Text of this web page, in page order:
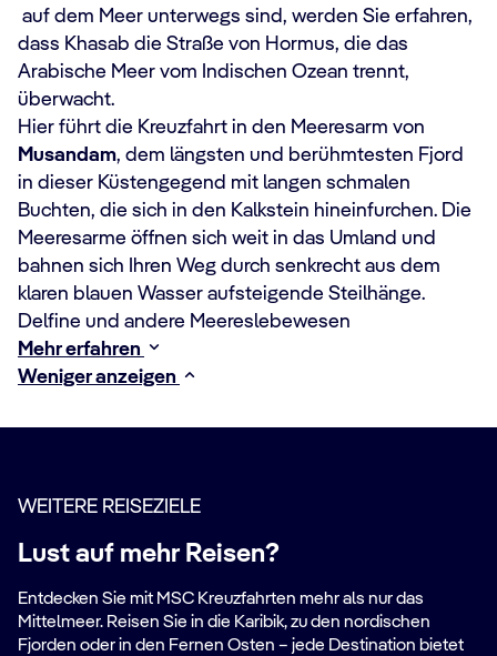
auf dem Meer unterwegs sind, werden Sie erfahren,
dass Khasab die Straße von Hormus, die das
Arabische Meer vom Indischen Ozean trennt,
überwacht.
Hier führt die Kreuzfahrt in den Meeresarm von
Musandam, dem längsten und berühmtesten Fjord
in dieser Küstengegend mit langen schmalen
Buchten, die sich in den Kalkstein hineinfurchen. Die
Meeresarme öffnen sich weit in das Umland und
bahnen sich Ihren Weg durch senkrecht aus dem
klaren blauen Wasser aufsteigende Steilhänge.
Delfine und andere Meereslebewesen
Mehr erfahren
Weniger anzeigen
WEITERE REISEZIELE
Lust auf mehr Reisen?
Entdecken Sie mit MSC Kreuzfahrten mehr als nur das
Mittelmeer. Reisen Sie in die Karibik, zu den nordischen
Fjorden oder in den Fernen Osten – jede Destination bietet